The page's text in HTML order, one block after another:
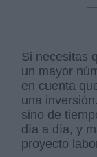
Si necesitas
un mayor
en cuenta
una
sino de
día a día, y
proyecto